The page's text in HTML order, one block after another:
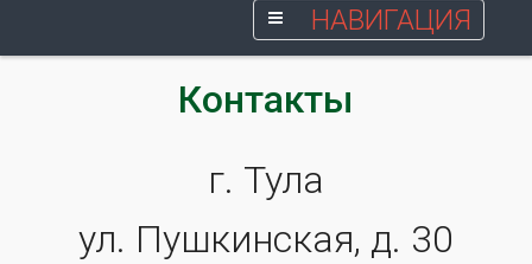
НАВИГАЦИЯ
Контакты
г. Тула
ул. Пушкинская, д. 30